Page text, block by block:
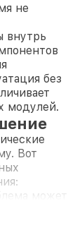
не
внутрь
без
модулей.
Вот
может
цепи и